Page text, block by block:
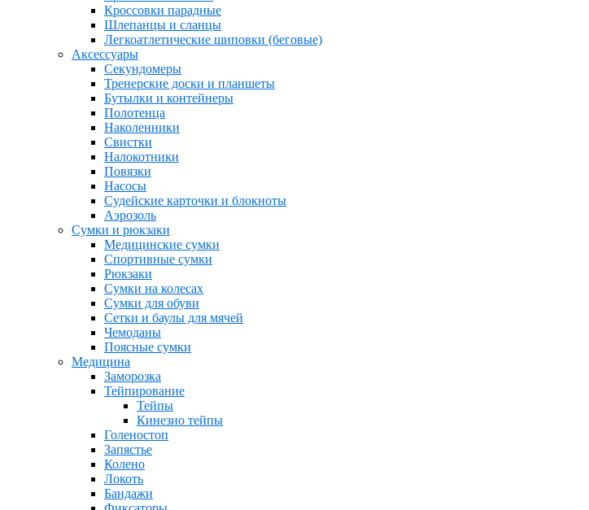
Кроссовки парадные
Шлепанцы и сланцы
Легкоатлетические шиповки (беговые)
Аксессуары
Секундомеры
Тренерские доски и планшеты
Бутылки и контейнеры
Полотенца
Наколенники
Свистки
Налокотники
Повязки
Насосы
Судейские карточки и блокноты
Аэрозоль
Сумки и рюкзаки
Медицинские сумки
Спортивные сумки
Рюкзаки
Сумки на колесах
Сумки для обуви
Сетки и баулы для мячей
Чемоданы
Поясные сумки
Медицина
Заморозка
Тейпирование
Тейпы
Кинезио тейпы
Голеностоп
Запястье
Колено
Локоть
Бандажи